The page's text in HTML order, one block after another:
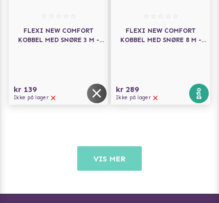
FLEXI NEW COMFORT
KOBBEL MED SNØRE 3 M -
kr 139
Ikke på lager
FLEXI NEW COMFORT
KOBBEL MED SNØRE 8 M -
kr 289
Ikke på lager
VIS MER